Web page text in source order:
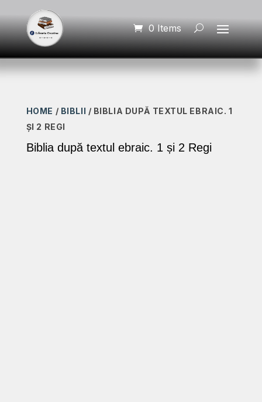
0 Items
HOME / BIBLII / BIBLIA DUPĂ TEXTUL EBRAIC. 1
ȘI 2 REGI
Biblia după textul ebraic. 1 și 2 Regi